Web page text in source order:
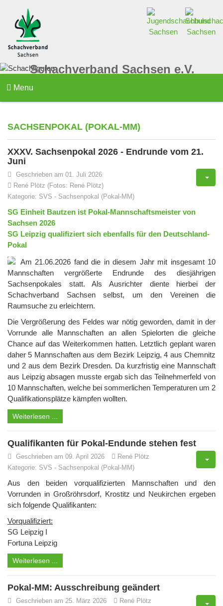
Schachverband Sachsen e.V.
Menu
SACHSENPOKAL (POKAL-MM)
XXXV. Sachsenpokal 2026 - Endrunde vom 21.
Juni
Geschrieben am 01. Juli 2026
René Plötz (Fotos: René Plötz)
Kategorie: SVS - Sachsenpokal (Pokal-MM)
SG Einheit Bautzen ist Pokal-Mannschaftsmeister von
Sachsen 2026
SG Leipzig qualifiziert sich ebenfalls für den Deutschland-
Pokal
Am 21.06.2026 fand die in diesem Jahr mit insgesamt 10
Mannschaften vergrößerte Endrunde des diesjährigen
Sachsenpokales statt. Als Ausrichter diente hierbei der
Schachverband Sachsen selbst, um den Vereinen die
Raumsuche zu erleichtern.
Die Vergrößerung des Feldes war nötig geworden, damit in der
Vorrunde alle Mannschaften an allen Spielorten die gleiche
Chance auf das Weiterkommen hatten. Letztlich geplant waren
daher 5 Mannschaften aus dem Bezirk Leipzig, 4 aus Chemnitz
und 2 aus dem Bezirk Dresden. Da kurzfristig eine Mannschaft
aus Leipzig absagen musste ergab sich das Teilnehmerfeld von
10 Mannschaften, welche bei sommerlichen Temperaturen um 2
Qualifikationsplätze kämpfen wollten.
Weiterlesen ...
Qualifikanten für Pokal-Endunde stehen fest
Geschrieben am 09. April 2026
René Plötz
Kategorie: SVS - Sachsenpokal (Pokal-MM)
Aus den beiden vorqualifizierten Mannschaften und den
Vorrunden in Großröhrsdorf, Krostitz und Neukirchen ergeben
sich folgende Qualifikanten:
Vorqualifiziert:
SG Leipzig I
Fortuna Leipzig
Weiterlesen ...
Pokal-MM: Ausschreibung geändert
Geschrieben am 25. März 2026
René Plötz